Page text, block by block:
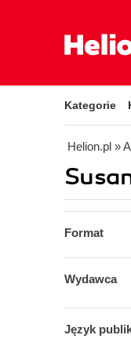
Kategorie
Helion.pl »
Format
Wydawca
Język